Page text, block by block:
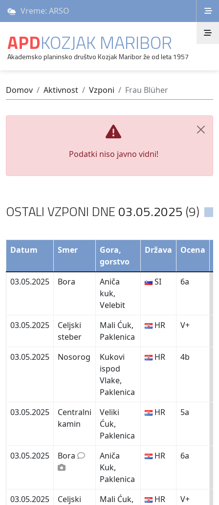
Vreme: ARSO
APDKOZJAK MARIBOR
Akademsko planinsko društvo Kozjak Maribor že od leta 1957
Domov Aktivnost Vzponi Frau Blüher
Podatki niso javno vidni!
OSTALI VZPONI DNE 03.05.2025 (9)
Datum Smer
Gora,
gorstvo
Država Ocena
03.05.2025 Bora
Aniča
kuk,
Velebit
SI 6a
03.05.2025
Celjski
steber
Mali Ćuk,
Paklenica
HR V+
03.05.2025 Nosorog
Kukovi
ispod
Vlake,
Paklenica
HR 4b
03.05.2025
Centralni
kamin
Veliki
Ćuk,
Paklenica
HR 5a
03.05.2025 Bora
Aniča
Kuk,
Paklenica
HR 6a
03.05.2025
Celjski
Mali Ćuk,
HR V+